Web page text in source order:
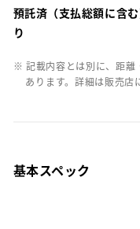
預託済（支払総額に含
り
※ 記載内容とは別に、距離
あります。詳細は販売店
基本スペック